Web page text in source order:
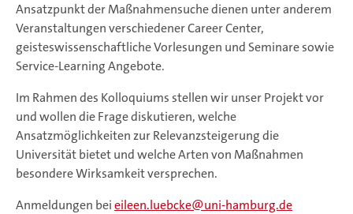
Ansatzpunkt der Maßnahmensuche dienen unter anderem
Veranstaltungen verschiedener Career Center,
geisteswissenschaftliche Vorlesungen und Seminare sowie
Service-Learning Angebote.
Im Rahmen des Kolloquiums stellen wir unser Projekt vor
und wollen die Frage diskutieren, welche
Ansatzmöglichkeiten zur Relevanzsteigerung die
Universität bietet und welche Arten von Maßnahmen
besondere Wirksamkeit versprechen.
Anmeldungen beieileen.luebcke uni-hamburg.de